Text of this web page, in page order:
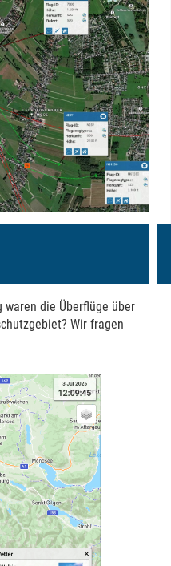
waren die Überflüge über
Wir fragen